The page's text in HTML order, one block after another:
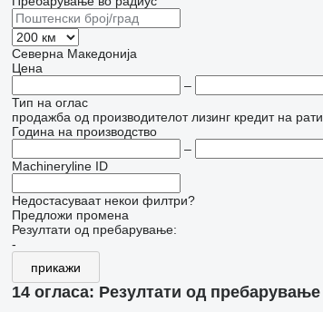
Северна Македонија
Цена
–
Тип на оглас
продажба од производителот лизинг кредит на рати
Година на производство
–
Machineryline ID
Недостасуваат некои филтри?
Предложи промена
Резултати од пребарување:
-
прикажи
14 огласа: Резултати од пребарување